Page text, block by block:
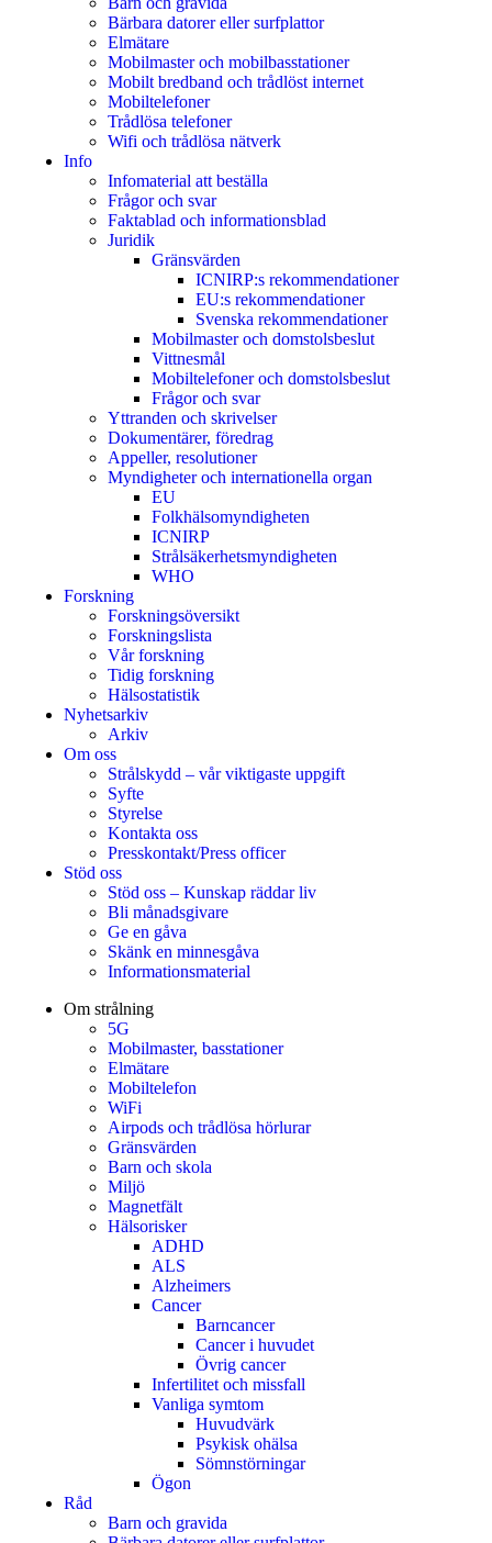
Bärbara datorer eller surfplattor
Elmätare
Mobilmaster och mobilbasstationer
Mobilt bredband och trådlöst internet
Mobiltelefoner
Trådlösa telefoner
Wifi och trådlösa nätverk
Info
Infomaterial att beställa
Frågor och svar
Faktablad och informationsblad
Juridik
Gränsvärden
ICNIRP:s rekommendationer
EU:s rekommendationer
Svenska rekommendationer
Mobilmaster och domstolsbeslut
Vittnesmål
Mobiltelefoner och domstolsbeslut
Frågor och svar
Yttranden och skrivelser
Dokumentärer, föredrag
Appeller, resolutioner
Myndigheter och internationella organ
EU
Folkhälsomyndigheten
ICNIRP
Strålsäkerhetsmyndigheten
WHO
Forskning
Forskningsöversikt
Forskningslista
Vår forskning
Tidig forskning
Hälsostatistik
Nyhetsarkiv
Arkiv
Om oss
Strålskydd – vår viktigaste uppgift
Syfte
Styrelse
Kontakta oss
Presskontakt/Press officer
Stöd oss
Stöd oss – Kunskap räddar liv
Bli månadsgivare
Ge en gåva
Skänk en minnesgåva
Informationsmaterial
Om strålning
5G
Mobilmaster, basstationer
Elmätare
Mobiltelefon
WiFi
Airpods och trådlösa hörlurar
Gränsvärden
Barn och skola
Miljö
Magnetfält
Hälsorisker
ADHD
ALS
Alzheimers
Cancer
Barncancer
Cancer i huvudet
Övrig cancer
Infertilitet och missfall
Vanliga symtom
Huvudvärk
Psykisk ohälsa
Sömnstörningar
Ögon
Råd
Barn och gravida